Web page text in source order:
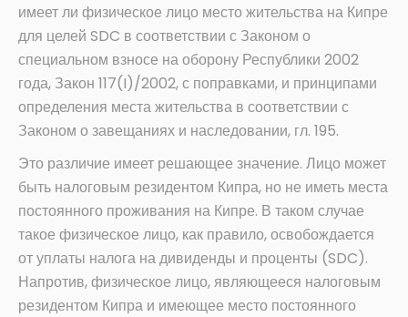
имеет ли физическое лицо место жительства на Кипре
для целей SDC в соответствии с Законом о
специальном взносе на оборону Республики 2002
года, Закон 117(I)/2002, с поправками, и принципами
определения места жительства в соответствии с
Законом о завещаниях и наследовании, гл. 195.
Это различие имеет решающее значение. Лицо может
быть налоговым резидентом Кипра, но не иметь места
постоянного проживания на Кипре. В таком случае
такое физическое лицо, как правило, освобождается
от уплаты налога на дивиденды и проценты (SDC).
Напротив, физическое лицо, являющееся налоговым
резидентом Кипра и имеющее место постоянного